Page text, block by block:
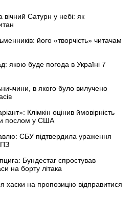
вічний Сатурн у небі: як
його «творчість» читачам
якою буде погода в Україні 7
в якого було вилучено
Клімкін оцінив ймовірність
послом у США
СБУ підтвердила ураження
Бундестаг спростував
на борту літака
хаски на пропозицію відправитися